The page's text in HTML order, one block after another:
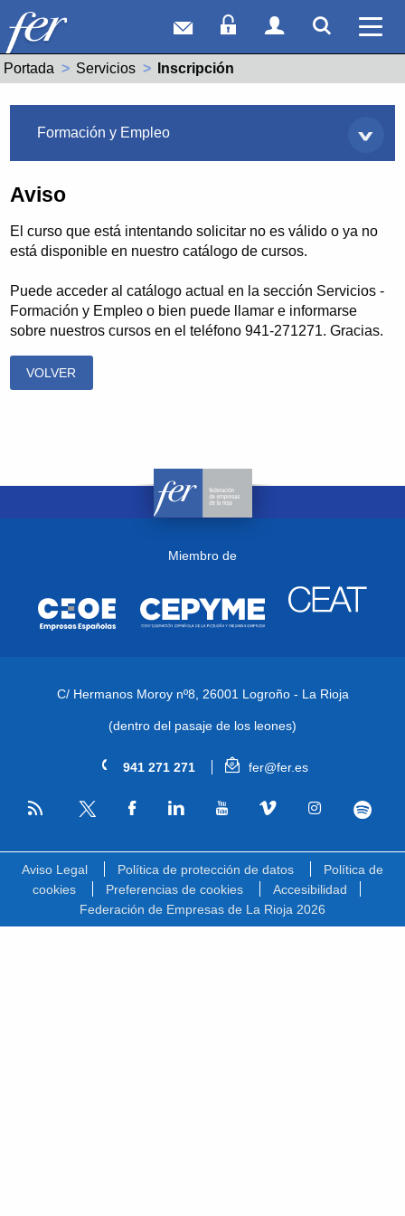
Correo webAcceso Socios
Acceso
Portada Servicios Actual:
Inscripción
Formación y Empleo
Aviso
El curso que está intentando solicitar no es válido o ya no
está disponible en nuestro catálogo de cursos.
Puede acceder al catálogo actual en la sección Servicios -
Formación y Empleo o bien puede llamar e informarse
sobre nuestros cursos en el teléfono 941-271271. Gracias.
VOLVER
Miembro de
C/ Hermanos Moroy nº8, 26001 Logroño - La Rioja
(dentro del pasaje de los leones)
941 271 271 fer@fer.es
RSS
Aviso Legal Política de protección de datos
Política de
cookies
Preferencias de cookies
Accesibilidad
Federación de Empresas de La Rioja 2026